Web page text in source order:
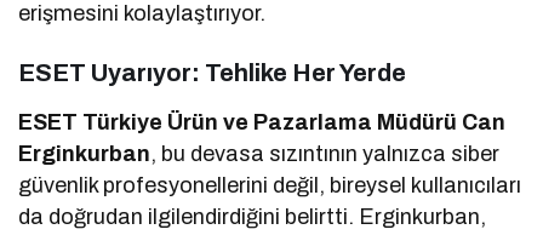
erişmesini kolaylaştırıyor.
ESET Uyarıyor: Tehlike Her Yerde
ESET Türkiye Ürün ve Pazarlama Müdürü Can
Erginkurban, bu devasa sızıntının yalnızca siber
güvenlik profesyonellerini değil, bireysel kullanıcıları
da doğrudan ilgilendirdiğini belirtti. Erginkurban,